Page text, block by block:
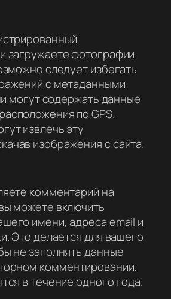
загружаете фотографии
следует избегать
с метаданными
могут содержать данные
по GPS.
извлечь эту
изображения с сайта.
комментарий на
можете включить
имени, адреса email и
Это делается для вашего
не заполнять данные
комментировании.
в течение одного года.